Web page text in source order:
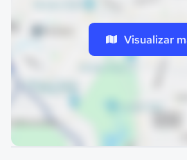
Visualizar